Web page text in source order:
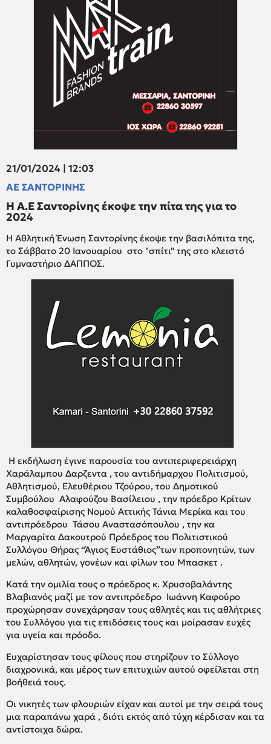
21/01/2024 | 12:03
ΑΕ ΣΑΝΤΟΡΙΝΗΣ
Η Α.Ε Σαντορίνης έκοψε την πίτα της για το
2024
Η Αθλητική Ένωση Σαντορίνης έκοψε την βασιλόπιτα της,
το Σάββατο 20 Ιανουαρίου στο "σπίτι" της στο κλειστό
Γυμναστήριο ΔΑΠΠΟΣ.
Η εκδήλωση έγινε παρουσία του αντιπεριφερειάρχη
Χαράλαμπου Δαρζεντα , του αντιδήμαρχου Πολιτισμού,
Αθλητισμού, Ελευθέριου Τζούρου, του Δημοτικού
Συμβούλου Αλαφούζου Βασίλειου , την πρόεδρο Κρίτων
καλαθοσφαίρισης Νομού Αττικής Τάνια Μερίκα και του
αντιπρόεδρου Τάσου Αναστασόπουλου , την κα
Μαργαρίτα Δακουτρού Πρόεδρος του Πολιτιστικού
Συλλόγου Θήρας “Άγιος Ευστάθιος”των προπονητών, των
μελών, αθλητών, γονέων και φίλων του Μπασκετ .
Κατά την ομιλία τους ο πρόεδρος κ. Χρυσοβαλάντης
Βλαβιανός μαζί με τον αντιπρόεδρο Ιωάννη Καφούρο
προχώρησαν συνεχάρησαν τους αθλητές και τις αθλήτριες
του Συλλόγου για τις επιδόσεις τους και μοίρασαν ευχές
για υγεία και πρόοδο.
Ευχαρίστησαν τους φίλους που στηρίζουν το Σύλλογο
διαχρονικά, και μέρος των επιτυχιών αυτού οφείλεται στη
βοήθειά τους.
Οι νικητές των φλουριών είχαν και αυτοί με την σειρά τους
μια παραπάνω χαρά , διότι εκτός από τύχη κέρδισαν και τα
αντίστοιχα δώρα.